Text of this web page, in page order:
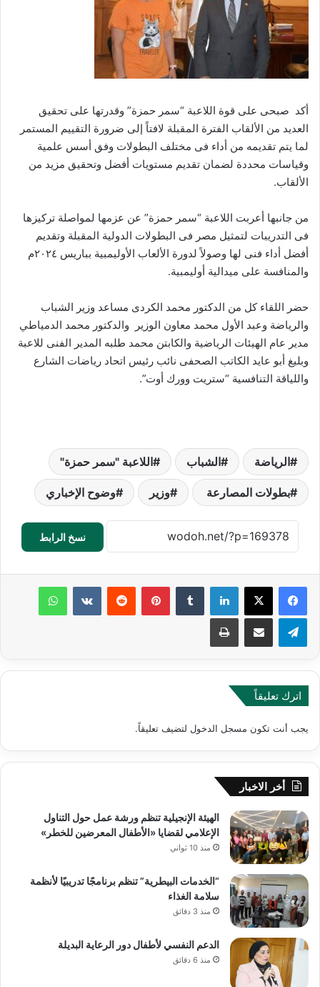
أكد صبحى على قوة اللاعبة “سمر حمزة” وقدرتها على تحقيق
العديد من الألقاب الفترة المقبلة لافتاً إلى ضرورة التقييم المستمر
لما يتم تقديمه من أداء فى مختلف البطولات وفق أسس علمية
وقياسات محددة لضمان تقديم مستويات أفضل وتحقيق مزيد من
الألقاب.
من جانبها أعربت اللاعبة “سمر حمزة” عن عزمها لمواصلة تركيزها
فى التدريبات لتمثيل مصر فى البطولات الدولية المقبلة وتقديم
أفضل أداء فنى لها وصولاً لدورة الألعاب الأوليمبية بباريس ٢٠٢٤م
والمنافسة على ميدالية أوليمبية.
حضر اللقاء كل من الدكتور محمد الكردى مساعد وزير الشباب
والرياضة وعبد الأول محمد معاون الوزير والدكتور محمد الدمياطي
مدير عام الهيئات الرياضية والكابتن محمد طلبه المدير الفنى للاعبة
وبليغ أبو عايد الكاتب الصحفى نائب رئيس اتحاد رياضات الشارع
واللياقة التنافسية “ستريت وورك أوت”.
الرياضة الشباب اللاعبة "سمر حمزة"
بطولات المصارعة وزير وضوح الإخباري
نسخ الرابط
لينكدإن بينتيريست
اترك تعليقاً
يجب أنت تكون مسجل الدخول لتضيف تعليقاً.
أخر الاخبار
الهيئة الإنجيلية تنظم ورشة عمل حول التناول
الإعلامي لقضايا «الأطفال المعرضين للخطر»
منذ 10 ثواني
“الخدمات البيطرية” تنظم برنامجًا تدريبيًا لأنظمة
سلامة الغذاء
منذ 3 دقائق
الدعم النفسي لأطفال دور الرعاية البديلة
منذ 6 دقائق